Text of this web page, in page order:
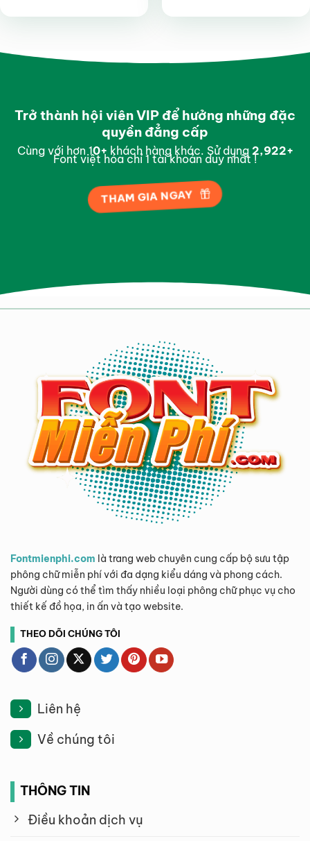
hạng4.5
hạng55
Trở thành hội viên VIP để hưởng những đặc
quyền đẳng cấp
Cùng với hơn 10+ khách hàng khác. Sử dụng 2,995+
Font việt hóa chỉ 1 tài khoản duy nhất !
THAM GIA NGAY
Fontmienphi.com là trang web chuyên cung cấp bộ sưu tập
phông chữ miễn phí với đa dạng kiểu dáng và phong cách.
Người dùng có thể tìm thấy nhiều loại phông chữ phục vụ cho
thiết kế đồ họa, in ấn và tạo website.
THEO DÕI CHÚNG TÔI
Liên hệ
Về chúng tôi
THÔNG TIN
Điều khoản dịch vụ